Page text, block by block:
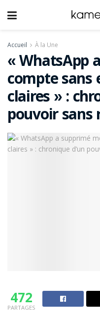
Accueil À la Une
« WhatsApp
compte
claires » :
pouvoir sans
472
PARTAGES